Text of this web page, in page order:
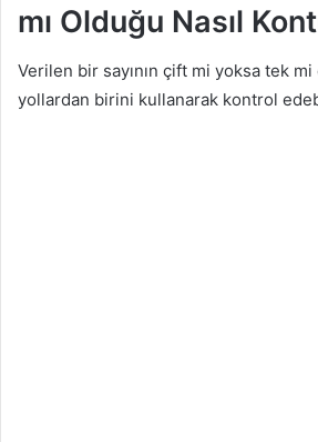
mı Olduğu Nasıl
Verilen bir sayının çift mi yoksa tek
yollardan birini kullanarak kontrol